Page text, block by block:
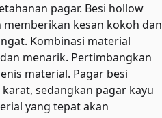
pagar. Besi hollow
kesan kokoh dan
Kombinasi material
menarik. Pertimbangkan
material. Pagar besi
sedangkan pagar kayu
yang tepat akan